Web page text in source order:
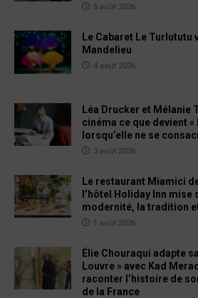
5 août 2026
Le Cabaret Le Turlututu
Mandelieu
4 août 2026
Léa Drucker et Mélanie
cinéma ce que devient «
lorsqu’elle ne se
3 août 2026
Le restaurant Miamici
l’hôtel Holiday Inn mise
modernité, la tradition
1 août 2026
Élie Chouraqui adapte
Louvre » avec Kad
raconter l’histoire de
de la France